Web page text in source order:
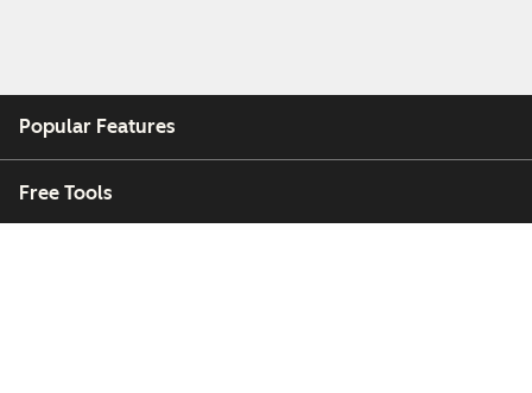
Popular Features
Free Tools